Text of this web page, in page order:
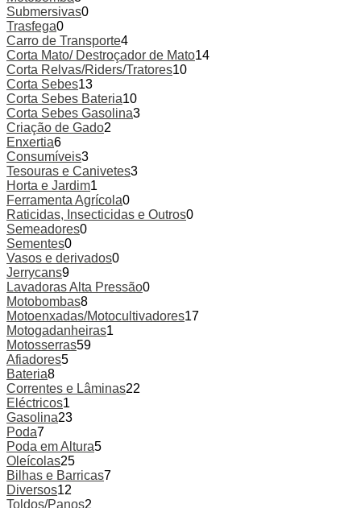
Submersivas0
Trasfega0
Carro de Transporte4
Corta Mato/ Destroçador de Mato14
Corta Relvas/Riders/Tratores10
Corta Sebes13
Corta Sebes Bateria10
Corta Sebes Gasolina3
Criação de Gado2
Enxertia6
Consumíveis3
Tesouras e Canivetes3
Horta e Jardim1
Ferramenta Agrícola0
Raticidas, Insecticidas e Outros0
Semeadores0
Sementes0
Vasos e derivados0
Jerrycans9
Lavadoras Alta Pressão0
Motobombas8
Motoenxadas/Motocultivadores17
Motogadanheiras1
Motosserras59
Afiadores5
Bateria8
Correntes e Lâminas22
Eléctricos1
Gasolina23
Poda7
Poda em Altura5
Oleícolas25
Bilhas e Barricas7
Diversos12
Toldos/Panos2